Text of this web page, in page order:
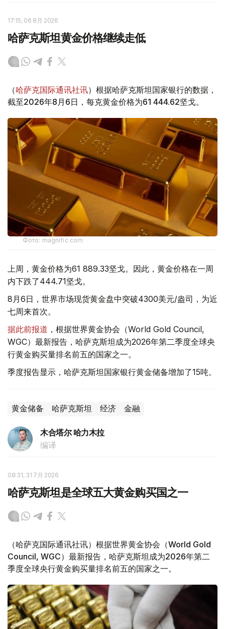
17:15, 06 8月 2026
哈萨克斯坦黄金价格继续走低
（哈萨克国际通讯社讯）根据哈萨克斯坦国家银行的数据，
截至2026年8月6日，每克黄金价格为61 444.62坚戈。
Фото: magnific.com
上周，黄金价格为61 889.33坚戈。因此，黄金价格在一周
内下跌了444.71坚戈。
8月6日，世界市场现货黄金盘中突破4300美元/盎司，为近
七周来首次。
据此前报道 ，根据世界黄金协会（World Gold Council,
WGC）最新报告，哈萨克斯坦成为2026年第二季度全球央
行黄金购买量排名前五的国家之一。
季度报告显示，哈萨克斯坦国家银行黄金储备增加了15吨。
黄金储备 哈萨克斯坦 经济 金融
木合塔尔 哈力木拉
编译
08:31, 31 7月 2026
哈萨克斯坦是全球五大黄金购买国之一
（哈萨克国际通讯社讯）根据世界黄金协会（World Gold
Council, WGC）最新报告，哈萨克斯坦成为2026年第二
季度全球央行黄金购买量排名前五的国家之一。